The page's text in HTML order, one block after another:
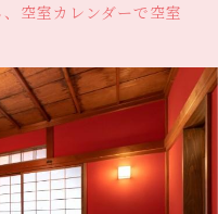
空室カレンダーで空室